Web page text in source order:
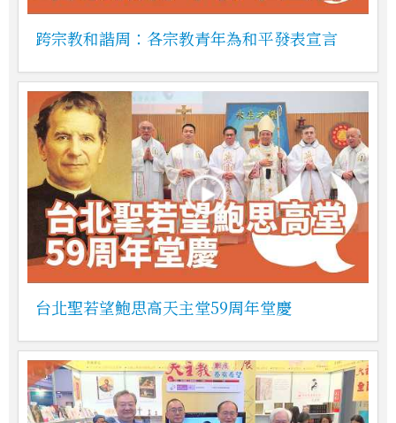
跨宗教和諧周：各宗教青年為和平發表宣言
台北聖若望鮑思高天主堂59周年堂慶